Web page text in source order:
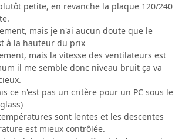
petite, en revanche la plaque 120/240
mais je n'ai aucun doute que le
à la hauteur du prix
mais la vitesse des ventilateurs est
il me semble donc niveau bruit ça va
ce n'est pas un critère pour un PC sous le
sont lentes et les descentes
est mieux contrôlée.